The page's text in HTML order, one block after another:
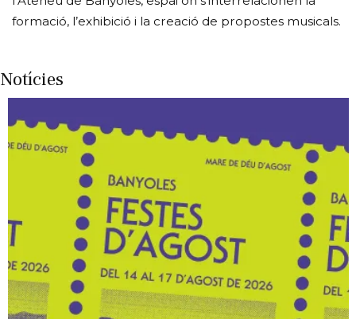
formació, l’exhibició i la creació de propostes musicals.
Notícies